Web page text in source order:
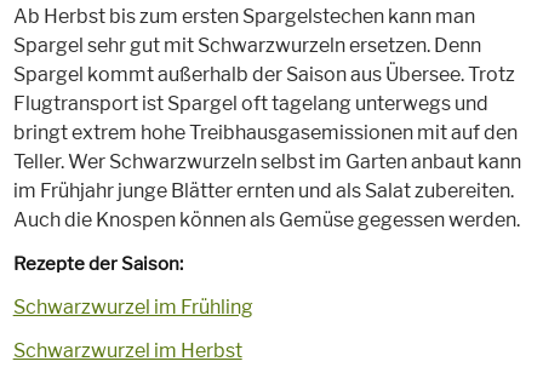
Ab Herbst bis zum ersten Spargelstechen kann man
Spargel sehr gut mit Schwarzwurzeln ersetzen. Denn
Spargel kommt außerhalb der Saison aus Übersee. Trotz
Flugtransport ist Spargel oft tagelang unterwegs und
bringt extrem hohe Treibhausgasemissionen mit auf den
Teller. Wer Schwarzwurzeln selbst im Garten anbaut kann
im Frühjahr junge Blätter ernten und als Salat zubereiten.
Auch die Knospen können als Gemüse gegessen werden.
Rezepte der Saison:
Schwarzwurzel im Frühling
Schwarzwurzel im Herbst